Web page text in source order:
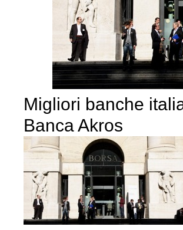
Migliori banche
Banca Akros